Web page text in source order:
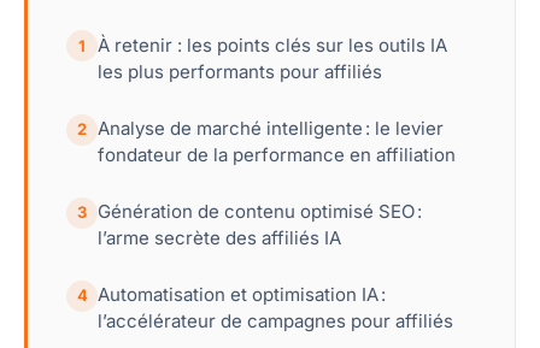
1
À retenir : les points clés sur les outils IA
les plus performants pour affiliés
2
Analyse de marché intelligente : le levier
fondateur de la performance en affiliation
3
Génération de contenu optimisé SEO :
l’arme secrète des affiliés IA
4 Automatisation et optimisation IA :
l’accélérateur de campagnes pour affiliés